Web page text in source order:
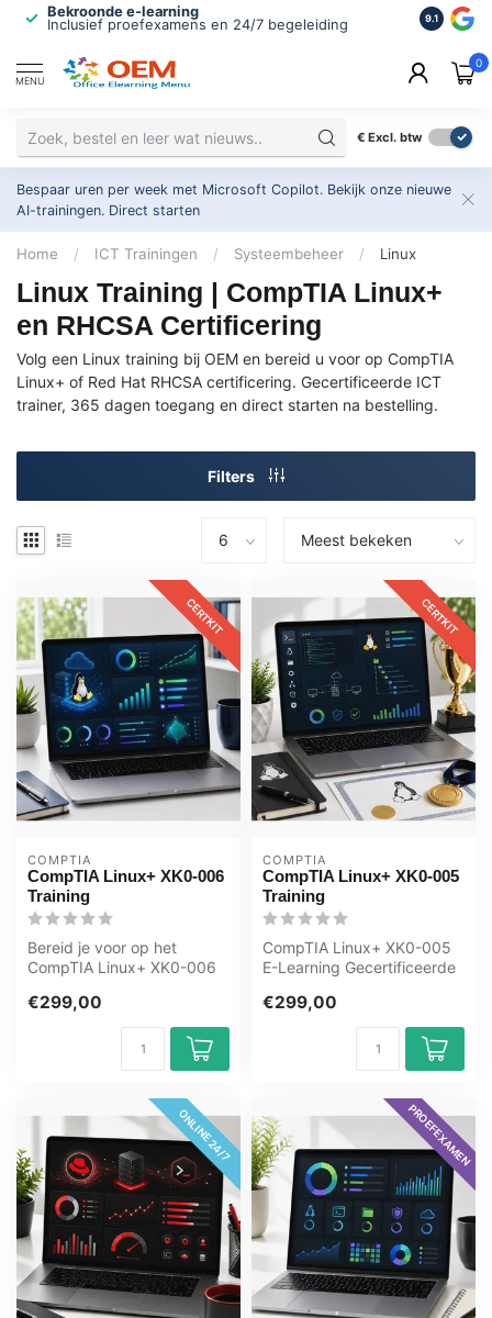
Bekroonde e-learning
Inclusief proefexamens en 24/7 begeleiding
ISO
2.500+
9.1
MENU
0
€ Excl. btw
Bespaar uren per week met Microsoft Copilot. Bekijk onze nieuwe
AI-trainingen. Direct starten
Home / ICT Trainingen / Systeembeheer / Linux
Linux Training | CompTIA Linux+
en RHCSA Certificering
Volg een Linux training bij OEM en bereid u voor op CompTIA
Linux+ of Red Hat RHCSA certificering. Gecertificeerde ICT
trainer, 365 dagen toegang en direct starten na bestelling.
Filters
CERTKIT
COMPTIA
CompTIA Linux+ XK0-006
Training
Bereid je voor op het
CompTIA Linux+ XK0-006
een comple...
€299,00
CERTKIT
COMPTIA
CompTIA Linux+ XK0-005
Training
CompTIA Linux+ XK0-005
E-Learning Gecertificeerde
mentor...
€299,00
ONLINE 24/7 PROEFEXAMEN